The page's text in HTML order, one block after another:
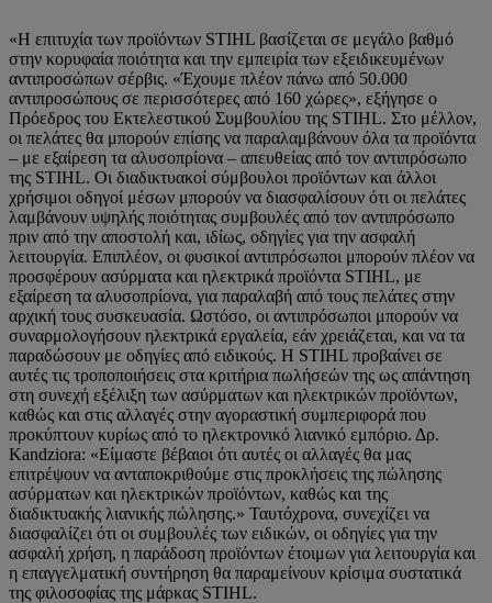
«Η επιτυχία των προϊόντων STIHL βασίζεται σε μεγάλο βαθμό
στην κορυφαία ποιότητα και την εμπειρία των εξειδικευμένων
αντιπροσώπων σέρβις. «Έχουμε πλέον πάνω από 50.000
αντιπροσώπους σε περισσότερες από 160 χώρες», εξήγησε ο
Πρόεδρος του Εκτελεστικού Συμβουλίου της STIHL. Στο μέλλον,
οι πελάτες θα μπορούν επίσης να παραλαμβάνουν όλα τα προϊόντα
– με εξαίρεση τα αλυσοπρίονα – απευθείας από τον αντιπρόσωπο
της STIHL. Οι διαδικτυακοί σύμβουλοι προϊόντων και άλλοι
χρήσιμοι οδηγοί μέσων μπορούν να διασφαλίσουν ότι οι πελάτες
λαμβάνουν υψηλής ποιότητας συμβουλές από τον αντιπρόσωπο
πριν από την αποστολή και, ιδίως, οδηγίες για την ασφαλή
λειτουργία. Επιπλέον, οι φυσικοί αντιπρόσωποι μπορούν πλέον να
προσφέρουν ασύρματα και ηλεκτρικά προϊόντα STIHL, με
εξαίρεση τα αλυσοπρίονα, για παραλαβή από τους πελάτες στην
αρχική τους συσκευασία. Ωστόσο, οι αντιπρόσωποι μπορούν να
συναρμολογήσουν ηλεκτρικά εργαλεία, εάν χρειάζεται, και να τα
παραδώσουν με οδηγίες από ειδικούς. Η STIHL προβαίνει σε
αυτές τις τροποποιήσεις στα κριτήρια πωλήσεών της ως απάντηση
στη συνεχή εξέλιξη των ασύρματων και ηλεκτρικών προϊόντων,
καθώς και στις αλλαγές στην αγοραστική συμπεριφορά που
προκύπτουν κυρίως από το ηλεκτρονικό λιανικό εμπόριο. Δρ.
Kandziora: «Είμαστε βέβαιοι ότι αυτές οι αλλαγές θα μας
επιτρέψουν να ανταποκριθούμε στις προκλήσεις της πώλησης
ασύρματων και ηλεκτρικών προϊόντων, καθώς και της
διαδικτυακής λιανικής πώλησης.» Ταυτόχρονα, συνεχίζει να
διασφαλίζει ότι οι συμβουλές των ειδικών, οι οδηγίες για την
ασφαλή χρήση, η παράδοση προϊόντων έτοιμων για λειτουργία και
η επαγγελματική συντήρηση θα παραμείνουν κρίσιμα συστατικά
της φιλοσοφίας της μάρκας STIHL.